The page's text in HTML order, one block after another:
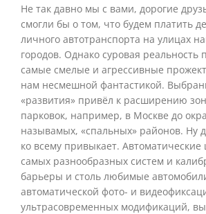
Не так давно мы с вами, дорогие
смогли бы о том, что будем платить
личного автотранспорта на улицах
городов. Однако суровая реальность
самые смелые и агрессивные
нам несмешной фантастикой.
«развития» привёл к расширению
парковок, например, в Москве до
называмых, «спальных» районов. Ну
ко всему привыкает.
самых разнообразных систем и
барьеры и столь любимые
автоматической фото- и
ультрасовременных модификаций,